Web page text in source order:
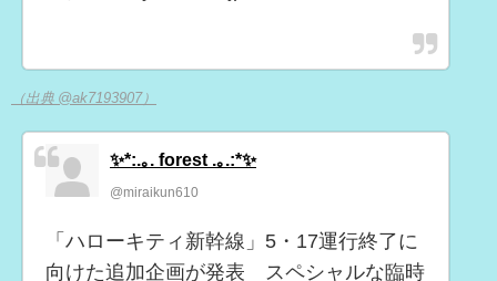
（出典 @ak7193907）
✨*:.｡. forest .｡.:*✨
@miraikun610
「ハローキティ新幹線」5・17運行終了に
向けた追加企画が発表 スペシャルな臨時